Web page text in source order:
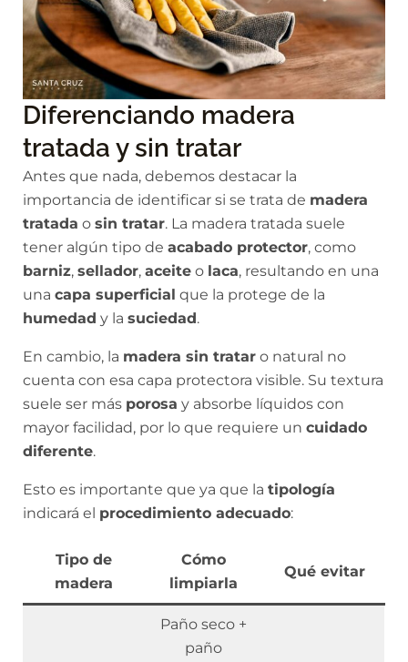
Diferenciando madera
tratada y sin tratar
Antes que nada, debemos destacar la
importancia de identificar si se trata de madera
tratada o sin tratar. La madera tratada suele
tener algún tipo de acabado protector, como
barniz, sellador, aceite o laca, resultando en una
una capa superficial que la protege de la
humedad y la suciedad .
En cambio, la madera sin tratar o natural no
cuenta con esa capa protectora visible. Su textura
suele ser más porosa y absorbe líquidos con
mayor facilidad, por lo que requiere un cuidado
diferente.
Esto es importante que ya que la tipología
indicará el procedimiento adecuado:
Tipo de
madera
Cómo
limpiarla
Qué evitar
Paño seco +
paño